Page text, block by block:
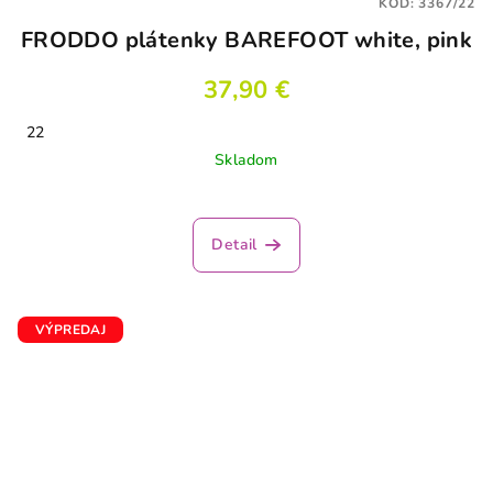
FRODDO plátenky BAREFOOT white, pink
37,90 €
22
Skladom
hodnotenie
produktu
Detail
VÝPREDAJ